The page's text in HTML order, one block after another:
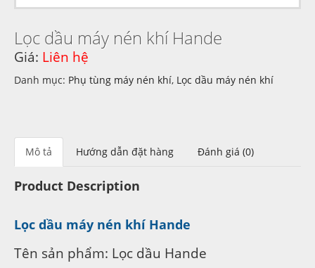
Lọc dầu máy nén khí Hande
Giá: Liên hệ
Danh mục: Phụ tùng máy nén khí, Lọc dầu máy nén khí
Mô tả Hướng dẫn đặt hàng Đánh giá (0)
Product Description
Lọc dầu máy nén khí Hande
Tên sản phẩm: Lọc dầu Hande